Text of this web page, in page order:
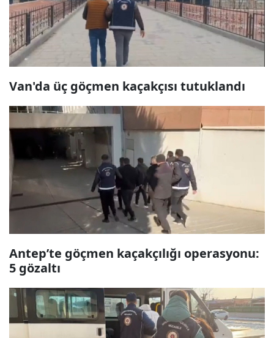
Van'da üç göçmen kaçakçısı tutuklandı
Antep’te göçmen kaçakçılığı operasyonu:
5 gözaltı